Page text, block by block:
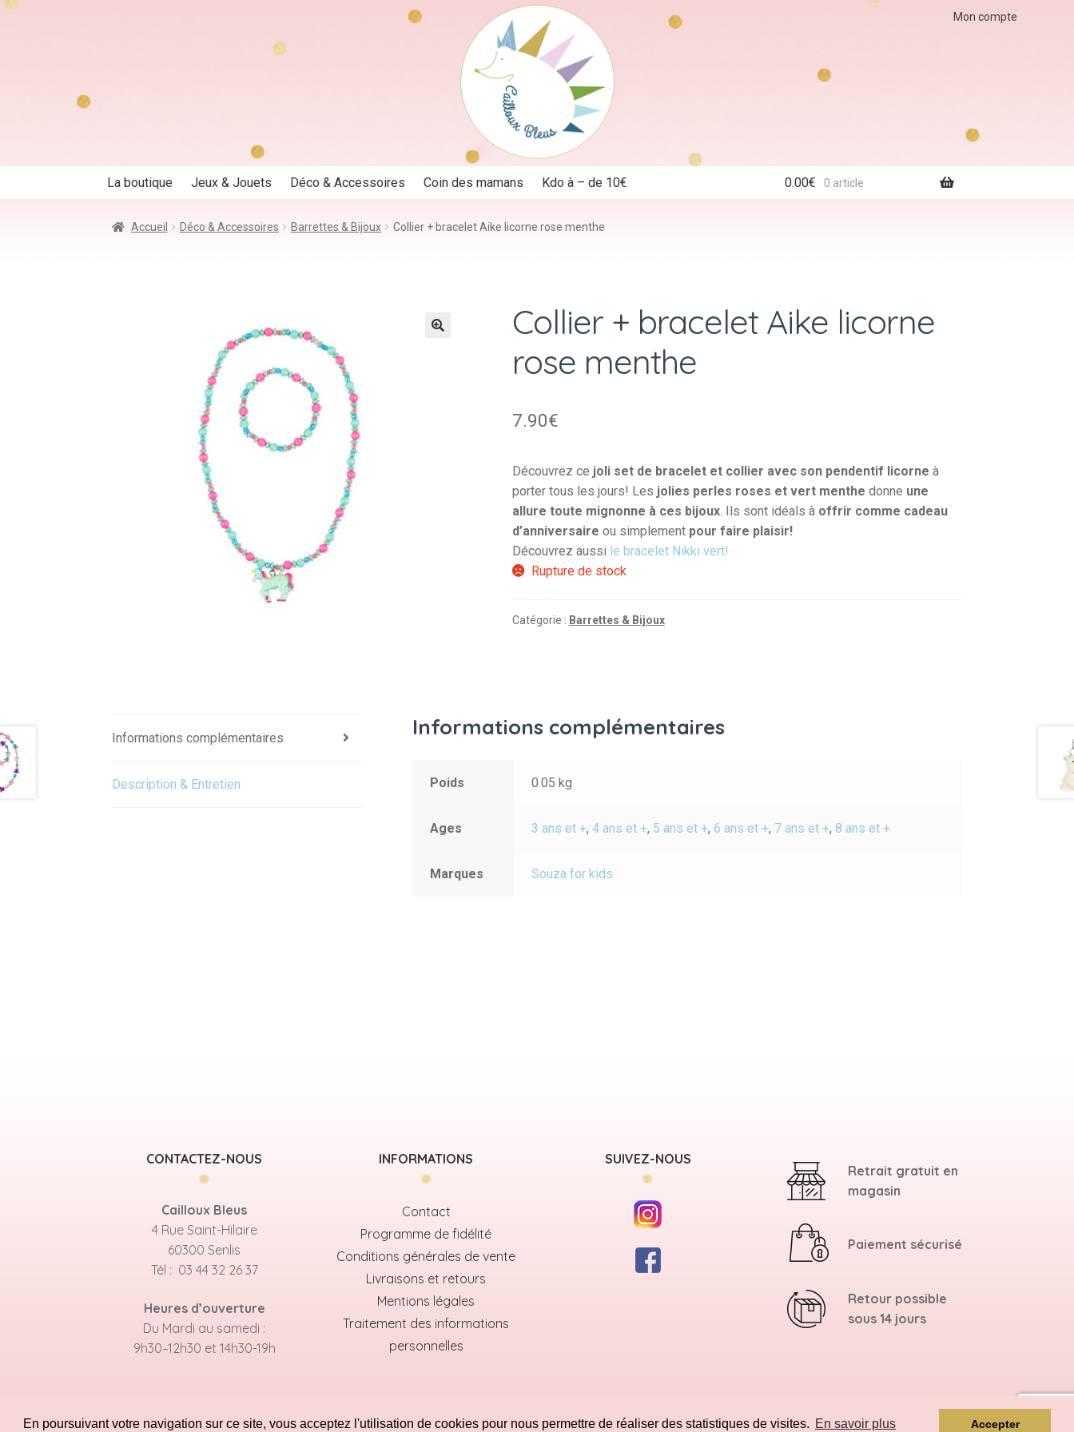
En poursuivant votre navigation sur ce site, vous acceptez l'utilisation de cookies pour nous permettre de réaliser des statistiques de visites. En savoir plus Accepter
Mon compte
La boutique Jeux & Jouets Déco & Accessoires Coin des mamans Kdo à – de 10€ 0.00€ 0 article
Accueil Déco & Accessoires Barrettes & Bijoux Collier + bracelet Aike licorne rose menthe
Collier + bracelet Aike licorne
rose menthe
7.90€
Découvrez ce joli set de bracelet et collier avec son pendentif licorne à
porter tous les jours! Les jolies perles roses et vert menthe donne une
allure toute mignonne à ces bijoux. Ils sont idéals à offrir comme cadeau
d’anniversaire ou simplement pour faire plaisir!
Découvrez aussi le bracelet Nikki vert!
Rupture de stock
Catégorie : Barrettes & Bijoux
Informations complémentaires
Description & Entretien
Informations complémentaires
Poids 0.05 kg
Ages 3 ans et +,4 ans et +, 5 ans et +,6 ans et +, 7 ans et +,8 ans et +
Marques Souza for kids
CONTACTEZ-NOUS
Cailloux Bleus
4 Rue Saint-Hilaire
60300 Senlis
Tél : 03 44 32 26 37
Heures d’ouverture
Du Mardi au samedi :
9h30–12h30 et 14h30-19h
INFORMATIONS
Contact
Programme de fidélité
Conditions générales de vente
Livraisons et retours
Mentions légales
Traitement des informations
personnelles
SUIVEZ-NOUS
Retrait gratuit en
magasin
Paiement sécurisé
Retour possible
sous 14 jours